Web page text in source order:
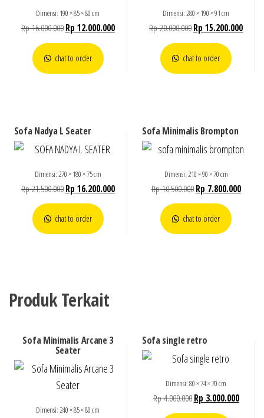
Dimensi: 190 × 85 × 80 cm
Rp16.000.000Rp 12.000.000
chat to order
Dimensi: 280 × 190 × 91 cm
Rp20.000.000Rp 15.200.000
chat to order
Sofa Nadya L Seater
Dimensi: 270 × 180 × 75 cm
Rp21.500.000Rp 16.200.000
chat to order
Sofa Minimalis Brompton
Dimensi: 210 × 90 × 70 cm
Rp10.500.000 Rp 7.800.000
chat to order
Produk Terkait
Sofa Minimalis Arcane 3
Seater
Dimensi: 240 × 85 × 80 cm
Sofa single retro
Dimensi: 80 × 74 × 70 cm
Rp4.000.000 Rp 3.000.000